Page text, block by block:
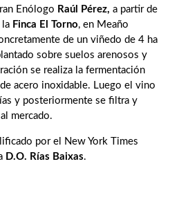
Enólogo Raúl Pérez, a partir de
la Finca El Torno, en Meaño
de un viñedo de 4 ha
sobre suelos arenosos y
se realiza la fermentación
acero inoxidable. Luego el vino
y posteriormente se filtra y
mercado.
por el New York Times
D.O. Rías Baixas.